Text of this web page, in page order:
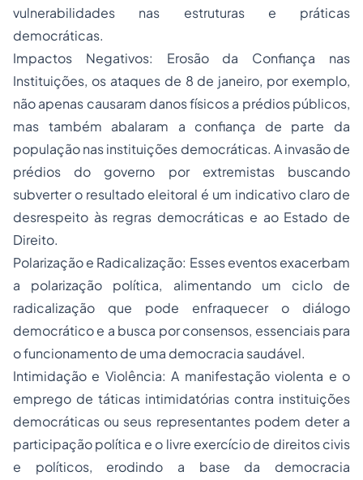
vulnerabilidades nas estruturas e práticas
democráticas.
Impactos Negativos: Erosão da Confiança nas
Instituições, os ataques de 8 de janeiro, por exemplo,
não apenas causaram danos físicos a prédios públicos,
mas também abalaram a confiança de parte da
população nas instituições democráticas. A invasão de
prédios do governo por extremistas buscando
subverter o resultado eleitoral é um indicativo claro de
desrespeito às regras democráticas e ao Estado de
Direito​​.
Polarização e Radicalização: Esses eventos exacerbam
a polarização política, alimentando um ciclo de
radicalização que pode enfraquecer o diálogo
democrático e a busca por consensos, essenciais para
o funcionamento de uma democracia saudável​​.
Intimidação e Violência: A manifestação violenta e o
emprego de táticas intimidatórias contra instituições
democráticas ou seus representantes podem deter a
participação política e o livre exercício de direitos civis
e políticos, erodindo a base da democracia